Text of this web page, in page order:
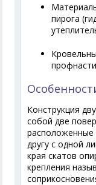
пирога
Конструкция
собой две
расположенные
другу с одной
края скатов
крепления